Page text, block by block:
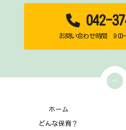
042-
お問い合わせ時間 9:00～
ホーム
どんな保育？